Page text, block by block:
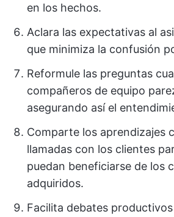
en los hechos.
Aclara las expectativas al
que minimiza la confusión
Reformule las preguntas
compañeros de equipo
asegurando así el
Comparte los aprendizajes
llamadas con los clientes
puedan beneficiarse de los
adquiridos.
Facilita debates